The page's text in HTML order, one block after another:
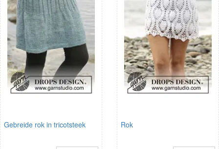
Gebreide rok in tricotsteek Rok